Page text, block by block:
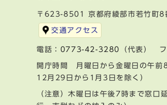
〒623-8501 京都府綾部市若竹町8
交通アクセス
電話： 0773-42-3280 （代表）
開庁時間 月曜日から金曜日の午前
12月29日から1月3日を除く）
（注意）木曜日は午後7時まで窓口